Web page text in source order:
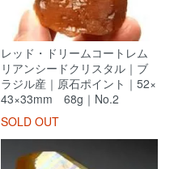
レッド・ドリームコートレム
リアンシードクリスタル｜ブ
ラジル産｜原石ポイント｜52×
43×33mm 68g｜No.2
SOLD OUT